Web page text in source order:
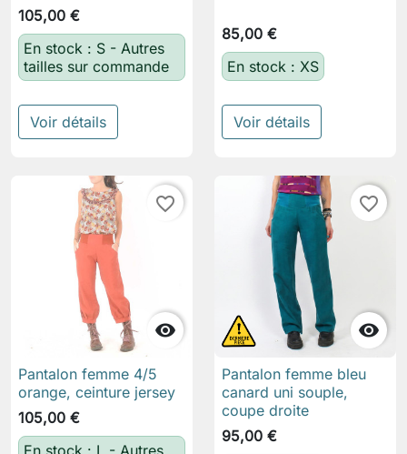
105,00 €
En stock : S - Autres
tailles sur commande
Voir détails
85,00 €
En stock : XS
Voir détails

favorite_border
Pantalon femme 4/5
orange, ceinture jersey
105,00 €
En stock : L - Autres

favorite_border
Pantalon femme bleu
canard uni souple,
coupe droite
95,00 €